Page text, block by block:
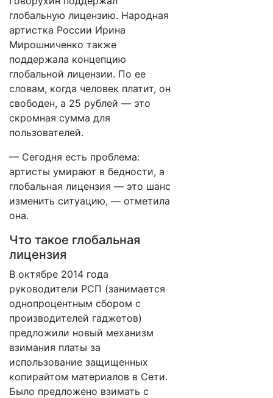
глобальную лицензию. Народная
артистка России Ирина
Мирошниченко также
поддержала концепцию
глобальной лицензии. По ее
словам, когда человек платит, он
свободен, а 25 рублей — это
скромная сумма для
пользователей.
— Сегодня есть проблема:
артисты умирают в бедности, а
глобальная лицензия — это шанс
изменить ситуацию, — отметила
она.
Что такое глобальная
лицензия
В октябре 2014 года
руководители РСП (занимается
однопроцентным сбором с
производителей гаджетов)
предложили новый механизм
взимания платы за
использование защищенных
копирайтом материалов в Сети.
Было предложено взимать с